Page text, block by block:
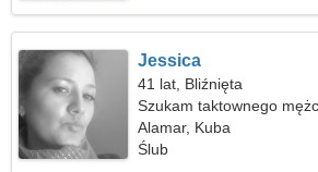
Jessica
41 lat, Bliźnięta
Szukam taktownego
Alamar, Kuba
Ślub